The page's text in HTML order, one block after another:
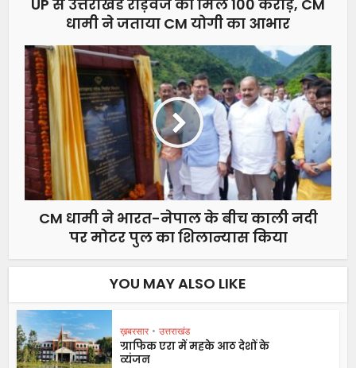
UP से उत्तराखंड रोड़वेज को मिले 100 करोड़, CM
धामी ने जताया CM योगी का आभार
CM धामी ने भारत-नेपाल के बीच काली नदी
पर मोटर पुल का शिलान्यास किया
YOU MAY ALSO LIKE
ख़बरसार • उत्तराखंड
ग्राफिक एरा में महके आठ देशों के
व्यंजन